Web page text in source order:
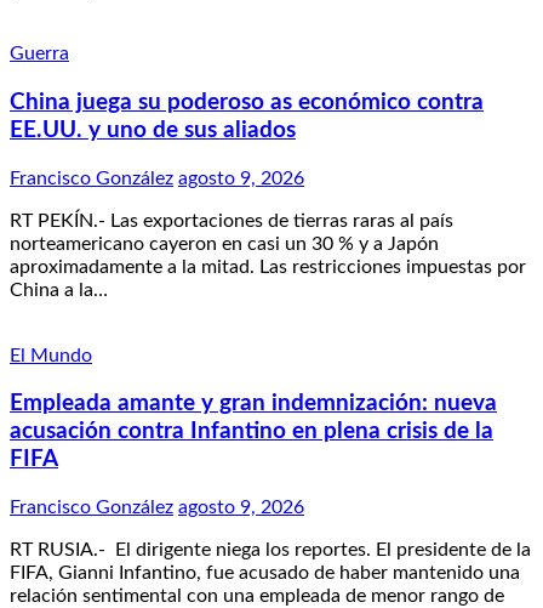
Guerra
China juega su poderoso as económico contra
EE.UU. y uno de sus aliados
Francisco González agosto 9, 2026
RT PEKÍN.- Las exportaciones de tierras raras al país
norteamericano cayeron en casi un 30 % y a Japón
aproximadamente a la mitad. Las restricciones impuestas por
China a la…
El Mundo
Empleada amante y gran indemnización: nueva
acusación contra Infantino en plena crisis de la
FIFA
Francisco González agosto 9, 2026
RT RUSIA.- El dirigente niega los reportes. El presidente de la
FIFA, Gianni Infantino, fue acusado de haber mantenido una
relación sentimental con una empleada de menor rango de